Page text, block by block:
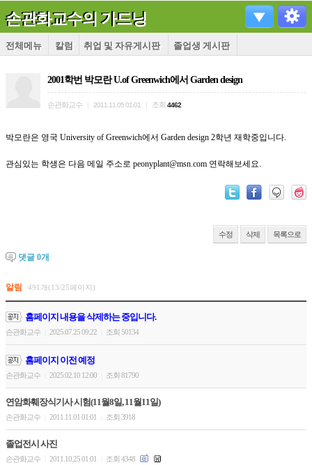
손관화교수의 가드닝
전체메뉴 칼럼 취업 및 자유게시판 졸업생 게시판
2001학번 박모란 U.of Greenwich에서 Garden design
손관화교수 2011.11.05 01:01 조회 4462
박모란은 영국 University of Greenwich에서 Garden design 2학년 재학중입니다.
관심있는 학생은 다음 메일 주소로 peonyplant@msn.com 연락해보세요.
수정 삭제 목록으로
댓글 0개
알림 491개(13/25페이지)
홈페이지 내용을 삭제하는 중입니다.
손관화교수 2025.07.25 09:22 조회 50134
홈페이지 이전 예정
손관화교수 2025.02.10 12:00 조회 81790
연암화훼장식기사 시험(11월8일, 11월11일)
손관화교수 2011.11.01 01:01 조회 3918
졸업전시 사진
손관화교수 2011.10.25 01:01 조회 4348